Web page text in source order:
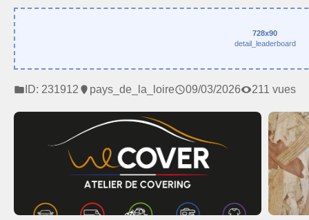
728x90
detail_leaderboard
ID: 231912 pays_de_la_loire 09/03/2026 211 vues